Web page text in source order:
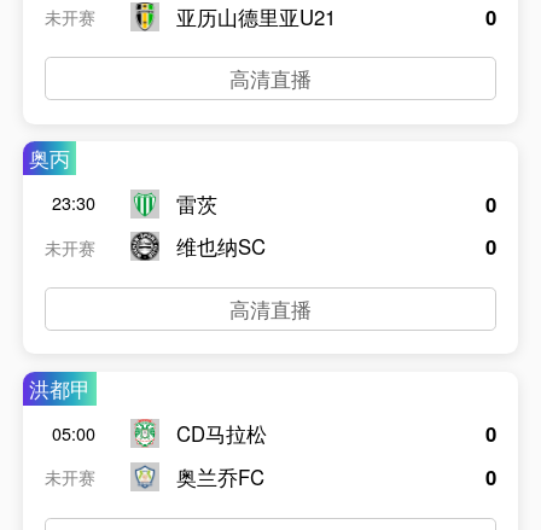
未开赛
亚历山德里亚U21
0
高清直播
奥丙
23:30
未开赛
雷茨
维也纳SC
0
0
高清直播
洪都甲
05:00
未开赛
CD马拉松
奥兰乔FC
0
0